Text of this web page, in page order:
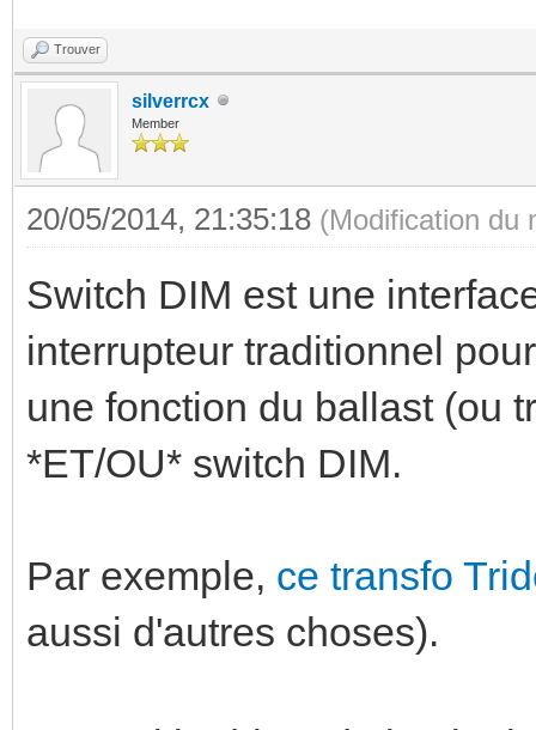
Trouver
silverrcx
Member
20/05/2014, 21:35:18 (Modification du
Switch DIM est une
interrupteur traditionnel
une fonction du ballast (ou
*ET/OU* switch DIM.
Par exemple, ce transfo
aussi d'autres choses).